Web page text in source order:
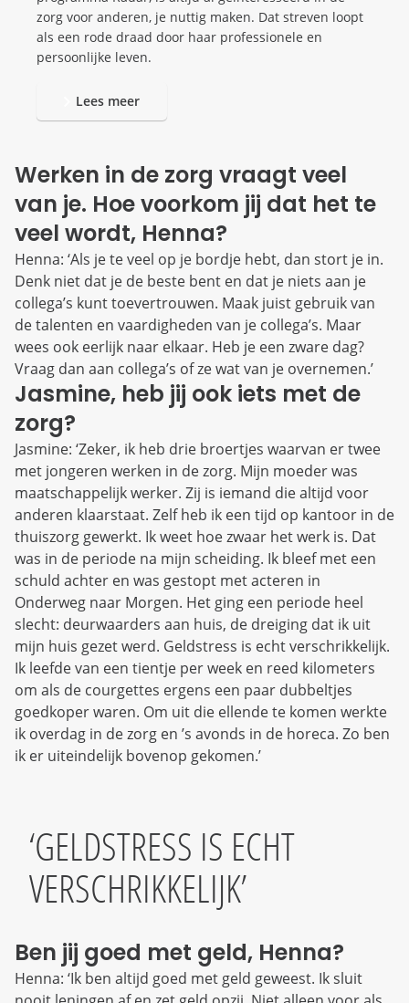
zorg voor anderen, je nuttig maken. Dat streven loopt
als een rode draad door haar professionele en
persoonlijke leven.
Lees meer
Werken in de zorg vraagt veel
van je. Hoe voorkom jij dat het te
veel wordt, Henna?
Henna: ‘Als je te veel op je bordje hebt, dan stort je in.
Denk niet dat je de beste bent en dat je niets aan je
collega’s kunt toevertrouwen. Maak juist gebruik van
de talenten en vaardigheden van je collega’s. Maar
wees ook eerlijk naar elkaar. Heb je een zware dag?
Vraag dan aan collega’s of ze wat van je overnemen.’
Jasmine, heb jij ook iets met de
zorg?
Jasmine: ‘Zeker, ik heb drie broertjes waarvan er twee
met jongeren werken in de zorg. Mijn moeder was
maatschappelijk werker. Zij is iemand die altijd voor
anderen klaarstaat. Zelf heb ik een tijd op kantoor in de
thuiszorg gewerkt. Ik weet hoe zwaar het werk is. Dat
was in de periode na mijn scheiding. Ik bleef met een
schuld achter en was gestopt met acteren in
Onderweg naar Morgen. Het ging een periode heel
slecht: deurwaarders aan huis, de dreiging dat ik uit
mijn huis gezet werd. Geldstress is echt verschrikkelijk.
Ik leefde van een tientje per week en reed kilometers
om als de courgettes ergens een paar dubbeltjes
goedkoper waren. Om uit die ellende te komen werkte
ik overdag in de zorg en ’s avonds in de horeca. Zo ben
ik er uiteindelijk bovenop gekomen.’
GELDSTRESS IS ECHT
VERSCHRIKKELIJK
Ben jij goed met geld, Henna?
Henna: ‘Ik ben altijd goed met geld geweest. Ik sluit